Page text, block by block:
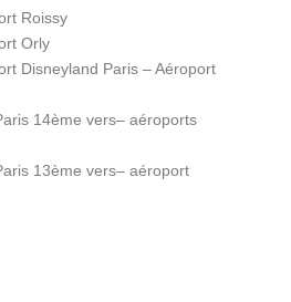
Roissy
Orly
Disneyland Paris – Aéroport
14ème vers– aéroports
13ème vers– aéroport